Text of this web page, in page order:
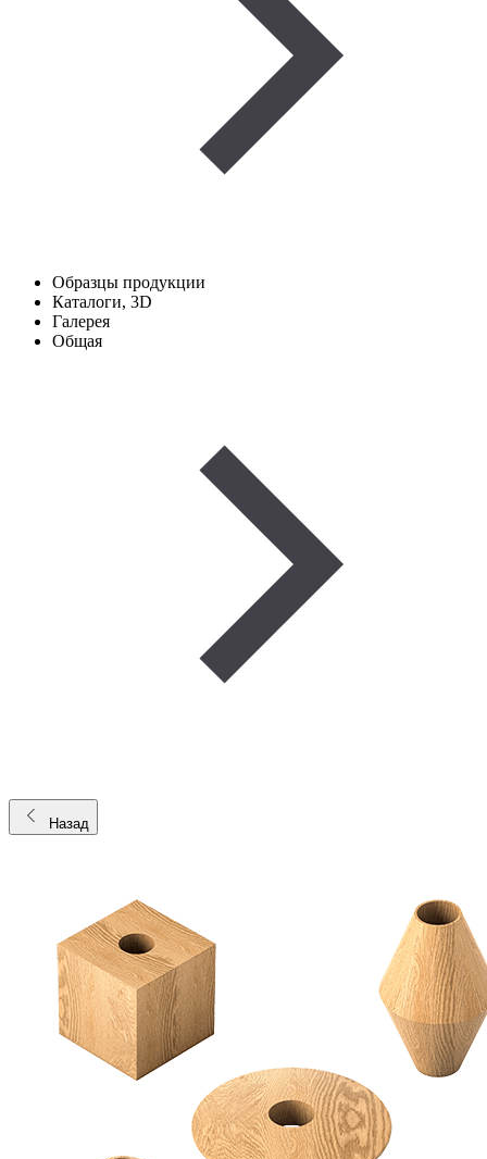
Образцы продукции
Каталоги, 3D
Галерея
Общая
Назад